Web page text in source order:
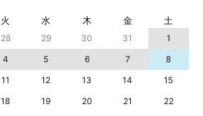
火 水 木 金 土
28 29 30 31
1
4 5 6 7
8
11 12 13 14
15
18 19 20 21
22